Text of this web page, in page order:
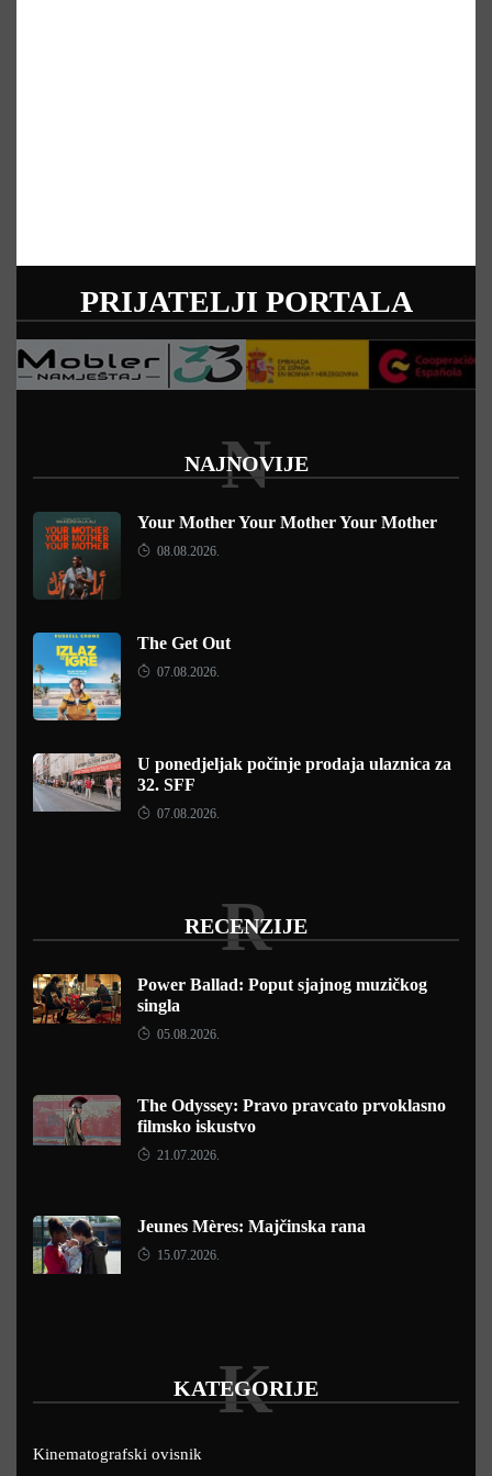
PRIJATELJI PORTALA
NAJNOVIJE
N
Your Mother Your Mother Your Mother
08.08.2026.
The Get Out
07.08.2026.
U ponedjeljak počinje prodaja ulaznica za
32. SFF
07.08.2026.
RECENZIJE
R
Power Ballad: Poput sjajnog muzičkog
singla
05.08.2026.
The Odyssey: Pravo pravcato prvoklasno
filmsko iskustvo
21.07.2026.
Jeunes Mères: Majčinska rana
15.07.2026.
KATEGORIJE
K
Kinematografski ovisnik